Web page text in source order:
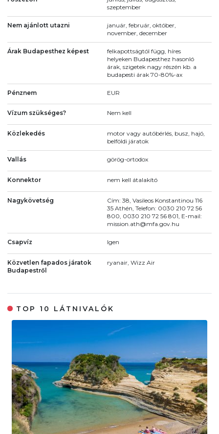
szeptember
Nem ajánlott utazni
január, február, október,
november, december
Árak Budapesthez képest
felkapottságtól függ, híres
helyeken Budapesthez hasonló
árak, szigetek nagy részén kb. a
budapesti árak 70-80%-ax
Pénznem EUR
Vízum szükséges? Nem kell
Közlekedés
motor vagy autóbérlés, busz, hajó,
belföldi járatok
Vallás görög-ortodox
Konnektor nem kell átalakító
Nagykövetség
Cím: 38, Vasileos Konstantinou 116
35 Athén, Telefon: 0030 210 72 56
800, 0030 210 72 56 801, E-mail:
mission.ath@mfa.gov.hu
Csapvíz Igen
Közvetlen fapados járatok
Budapestről
ryanair, Wizz Air
TOP 10 LÁTNIVALÓK